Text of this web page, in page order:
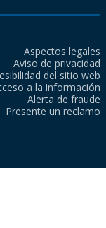
Aspectos legales
Aviso de privacidad
del sitio web
a la información
Alerta de fraude
Presente un reclamo